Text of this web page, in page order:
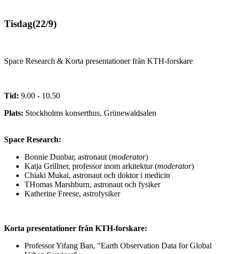
Tisdag(22/9)
Space Research & Korta presentationer från KTH-forskare
Tid: 9.00 - 10.50
Plats: Stockholms konserthus, Grünewaldsalen
Space Research:
Bonnie Dunbar, astronaut (moderator)
Katja Grillner, professor inom arkitektur (moderator)
Chiaki Mukai, astronaut och doktor i medicin
THomas Marshburn, astronaut och fysiker
Katherine Freese, astrofysiker
Korta presentationer från KTH-forskare:
Professor Yifang Ban, "Earth Observation Data for Global